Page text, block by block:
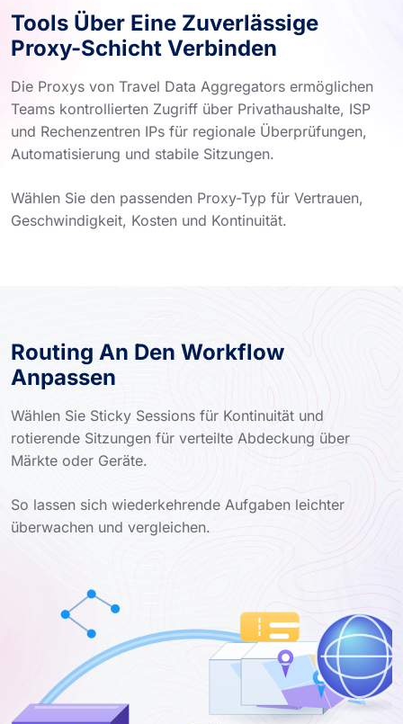
Tools Über Eine Zuverlässige
Proxy-Schicht Verbinden
Die Proxys von Travel Data Aggregators ermöglichen
Teams kontrollierten Zugriff über Privathaushalte, ISP
und Rechenzentren IPs für regionale Überprüfungen,
Automatisierung und stabile Sitzungen.
Wählen Sie den passenden Proxy-Typ für Vertrauen,
Geschwindigkeit, Kosten und Kontinuität.
Routing An Den Workflow
Anpassen
Wählen Sie Sticky Sessions für Kontinuität und
rotierende Sitzungen für verteilte Abdeckung über
Märkte oder Geräte.
So lassen sich wiederkehrende Aufgaben leichter
überwachen und vergleichen.